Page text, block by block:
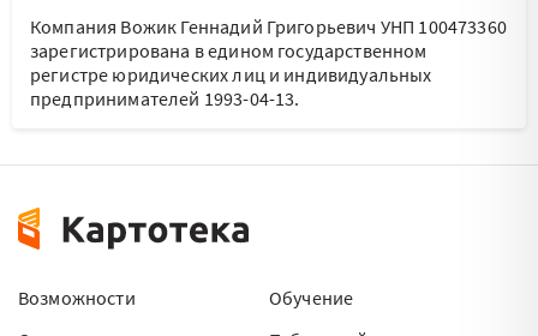
Компания Вожик Геннадий Григорьевич УНП 100473360
зарегистрирована в едином государственном
регистре юридических лиц и индивидуальных
предпринимателей 1993-04-13.
Возможности
Обучение